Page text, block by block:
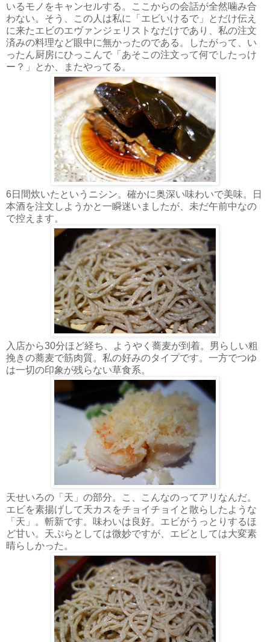
いるモノをキャンセルする。ここからの会話が全然噛み合
わない。そう、この人は私に「エビいけるで」とだけ伝え
に来たエビのエヴァンジェリストなだけであり、私の注文
済みの料理など眼中に無かったのである。したがって、い
ったん厨房にひっこんで「あそこの注文って何でしたっけ
ー？」とか、またやってる。
6日間炊いたというニシン。確かに奥深い味わいで美味。日
本酒を注文しようかと一瞬迷いましたが、未だ午前中なの
で控えます。
入店から30分ほど経ち、ようやく蕎麦が到着。男らしい粗
挽きの蕎麦で筋肉質。私の好みのタイプです。一方でつゆ
は一切の印象が残らない草食系。
天せいろの「天」の部分。こ、こんなのってアリなんだ。
エビを素揚げして天カスをチョイチョイと散らしたような
「天」。斬新です。味わいは良好。エビがうっとりするほ
ど甘い。天ぷらとしては微妙ですが、エビとしては大変素
晴らしかった。